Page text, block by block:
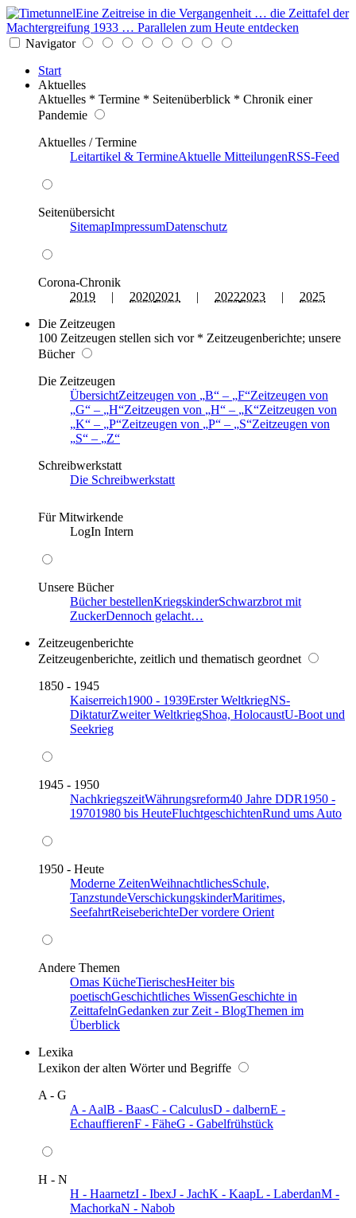
Eine Zeitreise in die Vergangenheit … die Zeittafel der
Machtergreifung 1933 … Parallelen zum Heute entdecken
Navigator
Start
Aktuelles
Aktuelles * Termine * Seitenüberblick * Chronik einer
Pandemie
Aktuelles / Termine
Leitartikel & TermineAktuelle MitteilungenRSS-Feed
Seitenübersicht
SitemapImpressumDatenschutz
Corona-Chronik
2019 | 20202021 | 20222023 | 2025
Die Zeitzeugen
100 Zeitzeugen stellen sich vor * Zeitzeugenberichte; unsere
Bücher
Die Zeitzeugen
ÜbersichtZeitzeugen von B – F Zeitzeugen von
G
– H Zeitzeugen von H – K Zeitzeugen von
K
– P Zeitzeugen von P – S Zeitzeugen von
S
–
Z
Schreibwerkstatt
Die Schreibwerkstatt
Für Mitwirkende
LogIn Intern
Unsere Bücher
Bücher bestellenKriegskinderSchwarzbrot mit
ZuckerDennoch gelacht…
Zeitzeugenberichte
Zeitzeugenberichte, zeitlich und thematisch geordnet
1850 - 1945
Kaiserreich1900 - 1939Erster WeltkriegNS-
DiktaturZweiter WeltkriegShoa, HolocaustU-Boot und
Seekrieg
1945 - 1950
NachkriegszeitWährungsreform40 Jahre DDR1950 -
19701980 bis HeuteFluchtgeschichtenRund ums Auto
1950 - Heute
Moderne ZeitenWeihnachtlichesSchule,
TanzstundeVerschickungskinderMaritimes,
SeefahrtReiseberichteDer vordere Orient
Andere Themen
Omas KücheTierischesHeiter bis
poetischGeschichtliches WissenGeschichte in
ZeittafelnGedanken zur Zeit - BlogThemen im
Überblick
Lexika
Lexikon der alten Wörter und Begriffe
A - G
A - AalB - BaasC - CalculusD - dalbernE -
EchauffierenF - FäheG - Gabelfrühstück
H - N
H - HaarnetzI - IbexJ - JachK - KaapL - LaberdanM -
MachorkaN - Nabob